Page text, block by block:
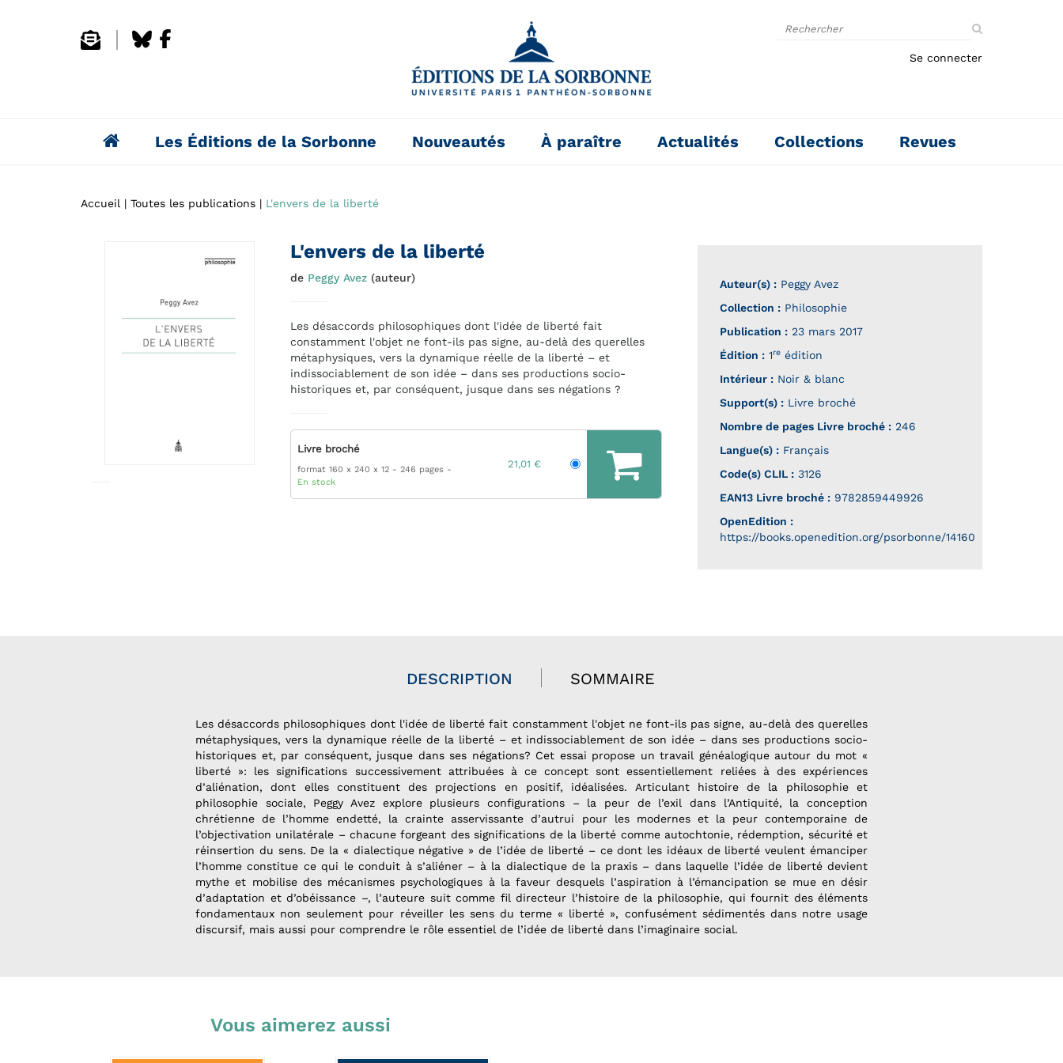
le
Se connecter
Les Éditions de la Sorbonne Nouveautés À paraître Actualités Collections Revues
Accueil Toutes les publications L'envers de la liberté
L'envers de la liberté
de Peggy Avez (auteur)
Les désaccords philosophiques dont l'idée de liberté fait
constamment l'objet ne font-ils pas signe, au-delà des querelles
métaphysiques, vers la dynamique réelle de la liberté – et
indissociablement de son idée – dans ses productions socio-
historiques et, par conséquent, jusque dans ses négations ?
Livre broché
format 160 x 240 x 12
246 pages
En stock
21,01 €
Auteur(s) : Peggy Avez
Collection : Philosophie
Publication : 23 mars 2017
Édition : 1re édition
Intérieur : Noir & blanc
Support(s) : Livre broché
Nombre de pages Livre broché : 246
Langue(s) : Français
Code(s) CLIL : 3126
EAN13 Livre broché : 9782859449926
OpenEdition :
https://books.openedition.org/psorbonne/14160
DESCRIPTION SOMMAIRE
Les désaccords philosophiques dont l'idée de liberté fait constamment l'objet ne font-ils pas signe, au-delà des querelles
métaphysiques, vers la dynamique réelle de la liberté – et indissociablement de son idée – dans ses productions socio-
historiques et, par conséquent, jusque dans ses négations? Cet essai propose un travail généalogique autour du mot «
liberté »: les significations successivement attribuées à ce concept sont essentiellement reliées à des expériences
d’aliénation, dont elles constituent des projections en positif, idéalisées. Articulant histoire de la philosophie et
philosophie sociale, Peggy Avez explore plusieurs configurations – la peur de l’exil dans l’Antiquité, la conception
chrétienne de l’homme endetté, la crainte asservissante d’autrui pour les modernes et la peur contemporaine de
l’objectivation unilatérale – chacune forgeant des significations de la liberté comme autochtonie, rédemption, sécurité et
réinsertion du sens. De la « dialectique négative » de l’idée de liberté – ce dont les idéaux de liberté veulent émanciper
l’homme constitue ce qui le conduit à s’aliéner – à la dialectique de la praxis – dans laquelle l’idée de liberté devient
mythe et mobilise des mécanismes psychologiques à la faveur desquels l’aspiration à l’émancipation se mue en désir
d’adaptation et d’obéissance –, l’auteure suit comme fil directeur l’histoire de la philosophie, qui fournit des éléments
fondamentaux non seulement pour réveiller les sens du terme « liberté », confusément sédimentés dans notre usage
discursif, mais aussi pour comprendre le rôle essentiel de l’idée de liberté dans l’imaginaire social.
Vous aimerez aussi